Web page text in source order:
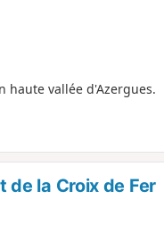
haute vallée d'Azergues.
de la Croix de Fer